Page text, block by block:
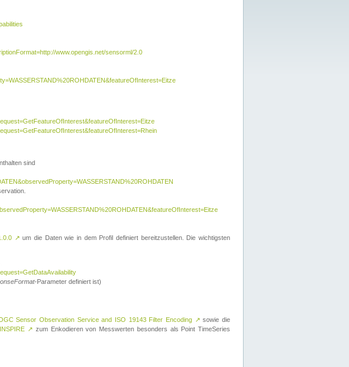
www.opengis.net/sensorml/2.0
sind
↗ um die Daten wie in dem Profil definiert bereitzustellen. Die wichtigsten
-Parameter definiert ist)
Sensor Observation Service and ISO 19143 Filter Encoding ↗ sowie die
↗ zum Enkodieren von Messwerten besonders als Point TimeSeries